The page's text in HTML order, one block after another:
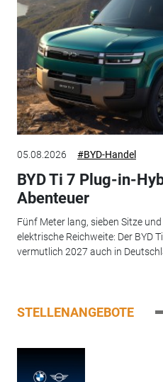
05.08.2026 #BYD-Handel
BYD Ti 7 Plug-in-
Abenteuer
Fünf Meter lang, sieben Sitze
elektrische Reichweite: Der BYD
vermutlich 2027 auch in
STELLENANGEBOTE